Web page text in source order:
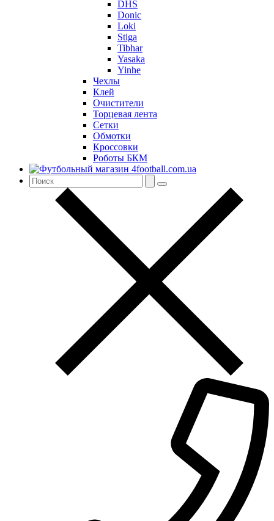
DHS
Donic
Loki
Stiga
Tibhar
Yasaka
Yinhe
Чехлы
Клей
Очистители
Торцевая лента
Сетки
Обмотки
Кроссовки
Роботы БКМ